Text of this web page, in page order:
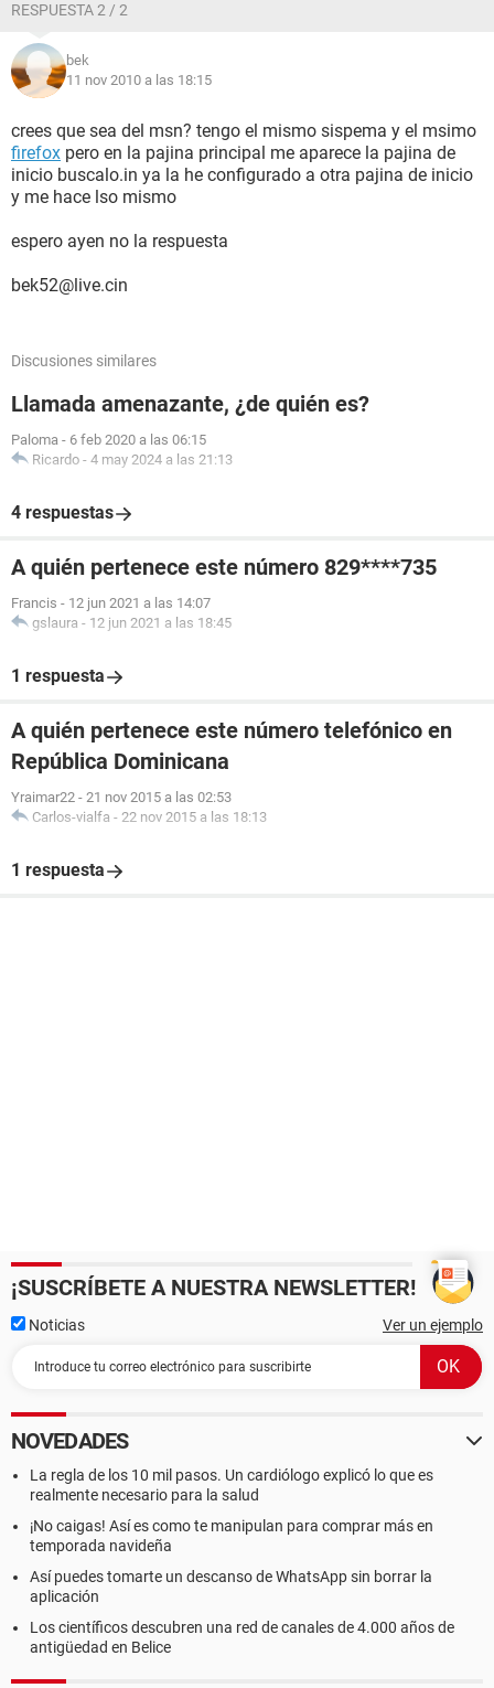
RESPUESTA 2 / 2
bek
11 nov 2010 a las 18:15
crees que sea del msn? tengo el mismo sispema y el msimo
firefox pero en la pajina principal me aparece la pajina de
inicio buscalo.in ya la he configurado a otra pajina de inicio
y me hace lso mismo
espero ayen no la respuesta
bek52@live.cin
Discusiones similares
Llamada amenazante, ¿de quién es?
Paloma - 6 feb 2020 a las 06:15
Ricardo - 4 may 2024 a las 21:13
4 respuestas
A quién pertenece este número 829****735
Francis - 12 jun 2021 a las 14:07
gslaura - 12 jun 2021 a las 18:45
1 respuesta
A quién pertenece este número telefónico en
República Dominicana
Yraimar22 - 21 nov 2015 a las 02:53
Carlos-vialfa - 22 nov 2015 a las 18:13
1 respuesta
¡SUSCRÍBETE A NUESTRA NEWSLETTER!
Noticias Ver un ejemplo
NOVEDADES
La regla de los 10 mil pasos. Un cardiólogo explicó lo que es
realmente necesario para la salud
¡No caigas! Así es como te manipulan para comprar más en
temporada navideña
Así puedes tomarte un descanso de WhatsApp sin borrar la
aplicación
Los científicos descubren una red de canales de 4.000 años de
antigüedad en Belice